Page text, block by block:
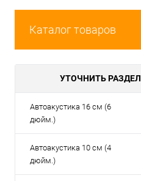
Каталог товаров
УТОЧНИТЬ РАЗДЕЛ
Автоакустика 16 см (6
дюйм.)
Автоакустика 10 см (4
дюйм.)